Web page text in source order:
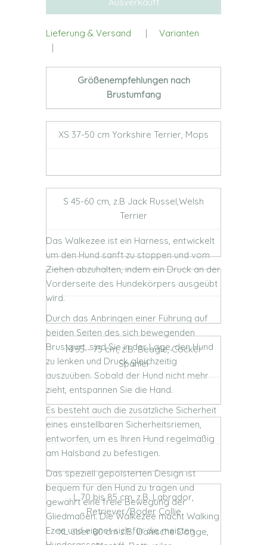
Lieferung & Versand |
Varianten
|
Größenempfehlungen nach
Brustumfang
XS 37-50 cm Yorkshire Terrier, Mops
S 45-60 cm, z.B Jack Russel,Welsh
Terrier
M 55 - 75 cm, z.B. Beagle, Cocker
Spaniel
L 70 bis 85 cm, z.B. Labrador,
Retriever/Boder Collie
XL über 80 cm z.B. Dänische Dogge,
Das Walkezee ist ein Harness, entwickelt
um den Hund sanft zu stoppen und vom
Ziehen abzuhalten, indem ein Druck an der
Vorderseite des Hundekörpers ausgeübt
wird.
Durch das Anbringen einer Führung auf
beiden Seiten des sich bewegenden
Brustgurt, sind Sie in der Lage, den Hund
zu lenken und Druck gleichzeitig
auszuüben. Sobald der Hund nicht mehr
zieht, entspannen Sie die Hand.
Es besteht auch die zusätzliche Sicherheit
eines einstellbaren Sicherheitsriemen,
entworfen, um es Ihren Hund regelmäßig
am Halsband zu befestigen.
Das speziell gepolsterten Design ist
bequem für den Hund zu tragen und
gewährt eine freie Bewegung der
Gliedmaßen. Die Walkezee macht Walking
Ezee und eignet sich für die meisten